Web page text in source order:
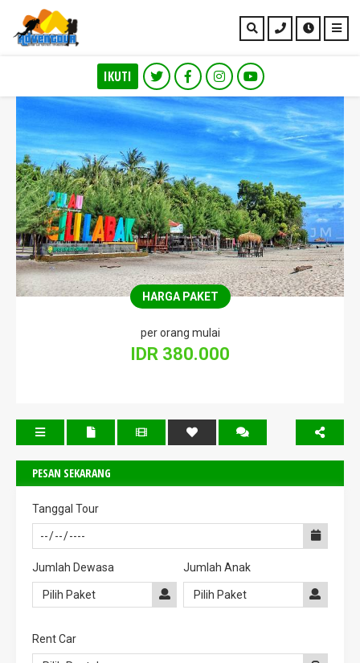
IKUTI
Gili Labak & Pantai 9
HARGA PAKET
per orang mulai
IDR 380.000
PESAN SEKARANG
Tanggal Tour
Jumlah Dewasa Jumlah Anak
Rent Car